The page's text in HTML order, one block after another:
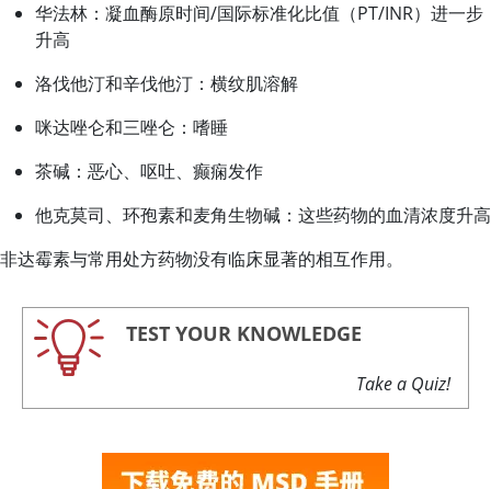
华法林：凝血酶原时间/国际标准化比值（PT/INR）进一步
升高
洛伐他汀和辛伐他汀：横纹肌溶解
咪达唑仑和三唑仑：嗜睡
茶碱：恶心、呕吐、癫痫发作
他克莫司、环孢素和麦角生物碱：这些药物的血清浓度升高
非达霉素与常用处方药物没有临床显著的相互作用。
TEST YOUR KNOWLEDGE
Take a Quiz!